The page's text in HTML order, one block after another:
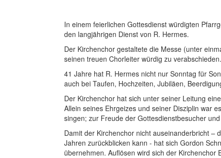
In einem feierlichen Gottesdienst würdigten
den langjährigen Dienst von R. Hermes.
Der Kirchenchor gestaltete die Messe (unter
seinen treuen Chorleiter würdig zu verabschieden.
41 Jahre hat R. Hermes nicht nur Sonntag für
auch bei Taufen, Hochzeiten, Jubiläen,
Der Kirchenchor hat sich unter seiner Leitung
Allein seines Ehrgeizes und seiner Disziplin war
singen; zur Freude der Gottesdienstbesucher
Damit der Kirchenchor nicht auseinanderbricht –
Jahren zurückblicken kann - hat sich Gordon
übernehmen. Auflösen wird sich der